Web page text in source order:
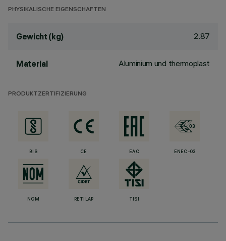
PHYSIKALISCHE EIGENSCHAFTEN
Gewicht (kg) 2.87
Material Aluminium und thermoplast
PRODUKTZERTIFIZIERUNG
BIS CE EAC ENEC-03
NOM RETILAP TISI